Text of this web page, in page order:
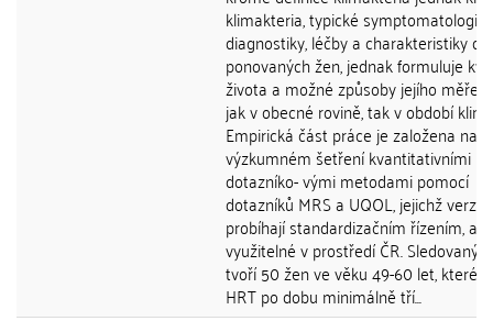
klimakteria, typické symptomatologie,
diagnostiky, léčby a charakteristiky
ponovaných žen, jednak formuluje
života a možné způsoby jejího
jak v obecné rovině, tak v období
Empirická část práce je založena na
výzkumném šetření kvantitativními
dotazníko- vými metodami pomocí
dotazníků MRS a UQOL, jejichž verze
probíhají standardizačním řízením,
využitelné v prostředí ČR. Sledovaný
tvoří 50 žen ve věku 49-60 let, které
HRT po dobu minimálně tří...